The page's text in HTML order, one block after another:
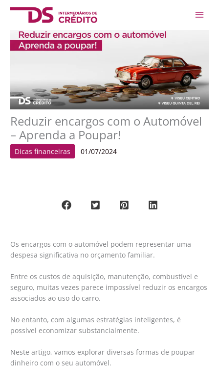
Skip
Main
Reduzir encargos com o Automóvel
– Aprenda a Poupar!
Dicas financeiras 01/07/2024
Os encargos com o automóvel podem representar uma
despesa significativa no orçamento familiar.
Entre os custos de aquisição, manutenção, combustível e
seguro, muitas vezes parece impossível reduzir os encargos
associados ao uso do carro.
No entanto, com algumas estratégias inteligentes, é
possível economizar substancialmente.
Neste artigo, vamos explorar diversas formas de poupar
dinheiro com o seu automóvel.